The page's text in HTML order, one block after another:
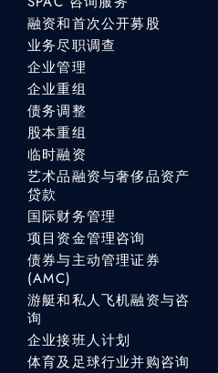
融资和首次公开募股
业务尽职调查
企业管理
企业重组
债务调整
股本重组
临时融资
艺术品融资与奢侈品资产
贷款
国际财务管理
项目资金管理咨询
债券与主动管理证券
(AMC)
游艇和私人飞机融资与咨
询
企业接班人计划
体育及足球行业并购咨询